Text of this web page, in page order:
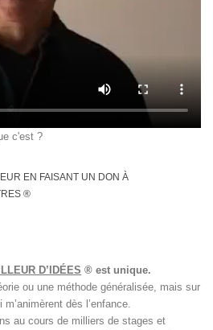
c'est ?
EN FAISANT UN DON À
®
D’IDÉES ® est unique.
ou une méthode généralisée, mais sur
dès l’enfance.
au cours de milliers de stages et